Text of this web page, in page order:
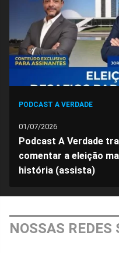
PODCAST A VERDADE
01/07/2026
Podcast A Verdade
comentar a eleição
história (assista)
NOSSAS REDES